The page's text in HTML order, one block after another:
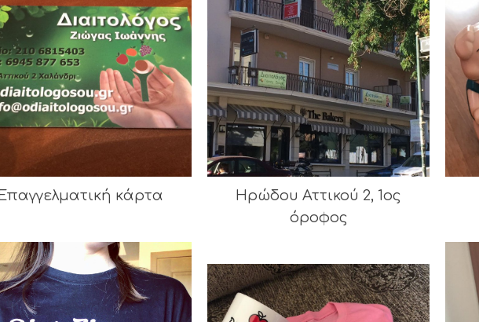
Επαγγελματική κάρτα
Ηρώδου Αττικού 2, 1ος
όροφος